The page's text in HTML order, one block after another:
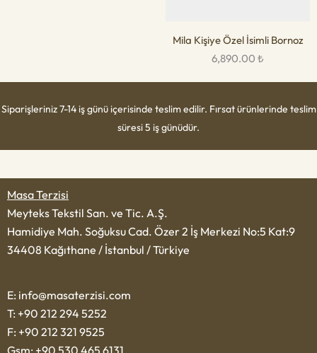
Mila Kişiye Özel İsimli Bornoz
6,890.00 ₺
Siparişleriniz 7-14 iş günü içerisinde teslim edilir. Fırsat ürünlerinde teslim
süresi 5 iş günüdür.
Masa Terzisi
Meyteks Tekstil San. ve Tic. A.Ş.
Hamidiye Mah. Soğuksu Cad. Özer 2 İş Merkezi No:5 Kat:9
34408 Kağıthane / İstanbul / Türkiye
E: info@masaterzisi.com
T: +90 212 294 5252
F: +90 212 321 9525